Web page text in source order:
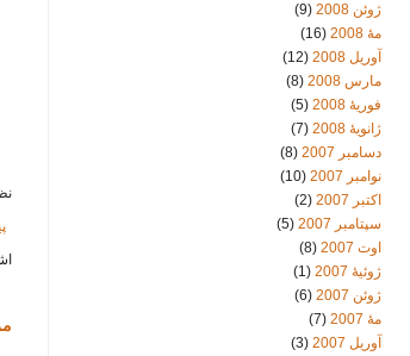
ژوئن 2008
(9)
مهٔ 2008
(16)
آوریل 2008
(12)
مارس 2008
(8)
فوریهٔ 2008
(5)
ژانویهٔ 2008
(7)
دسامبر 2007
(8)
نوامبر 2007
(10)
اکتبر 2007
(2)
سپتامبر 2007
(5)
اوت 2007
(8)
ژوئیهٔ 2007
(1)
ژوئن 2007
(6)
مهٔ 2007
(7)
آوریل 2007
(3)